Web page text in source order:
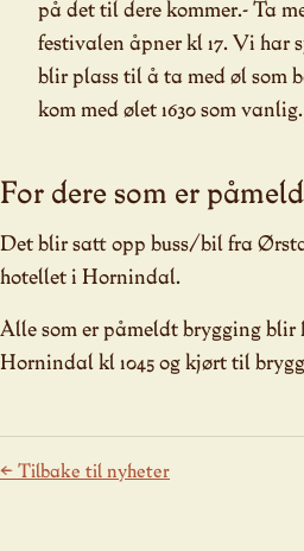
på det til dere kommer.- Ta
festivalen åpner kl 17. Vi har
blir plass til å ta med øl som
kom med ølet 1630 som vanlig.
For dere som er
Det blir satt opp buss/bil fra
hotellet i Hornindal.
Alle som er påmeldt brygging blir
Hornindal kl 1045 og kjørt til
← Tilbake til nyheter